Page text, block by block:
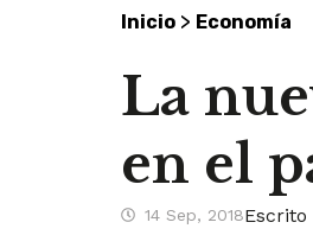
Inicio > Economía
La
en el
14 Sep, 2018Escrito